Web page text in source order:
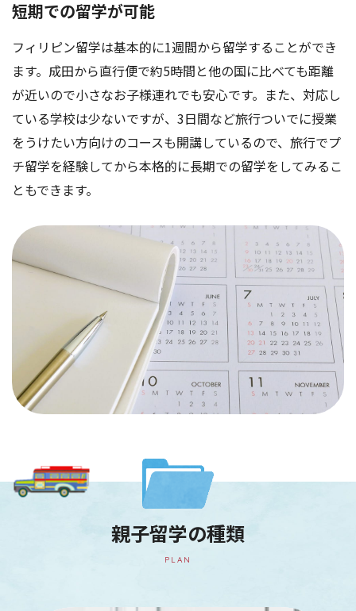
短期での留学が可能
フィリピン留学は基本的に1週間から留学することができ
ます。成田から直行便で約5時間と他の国に比べても距離
が近いので小さなお子様連れでも安心です。また、対応し
ている学校は少ないですが、3日間など旅行ついでに授業
をうけたい方向けのコースも開講しているので、旅行でプ
チ留学を経験してから本格的に長期での留学をしてみるこ
ともできます。
親子留学の種類
PLAN